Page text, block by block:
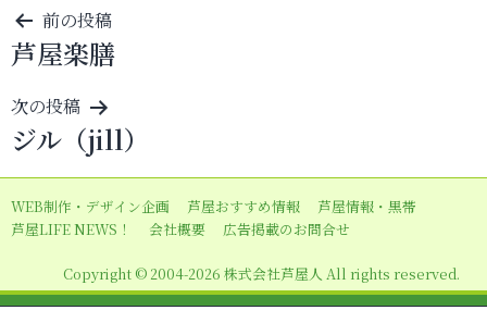
投
稿
ナ
ビ
ゲ
ー
シ
ン
前の投稿
芦屋楽膳
次の投稿
ジル（jill）
WEB制作・デザイン企画 芦屋おすすめ情報
芦屋情報・黒帯
芦屋LIFE NEWS！
会社概要 広告掲載のお問合せ
Copyright © 2004-2026 株式会社芦屋人 All rights reserved.